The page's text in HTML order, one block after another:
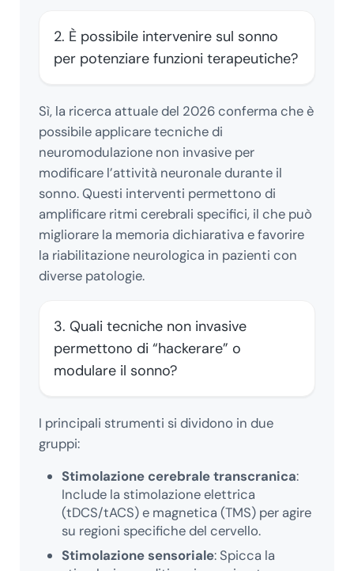
2. È possibile intervenire sul sonno
per potenziare funzioni terapeutiche?
Sì, la ricerca attuale del 2026 conferma che è
possibile applicare tecniche di
neuromodulazione non invasive per
modificare l’attività neuronale durante il
sonno. Questi interventi permettono di
amplificare ritmi cerebrali specifici, il che può
migliorare la memoria dichiarativa e favorire
la riabilitazione neurologica in pazienti con
diverse patologie.
3. Quali tecniche non invasive
permettono di “hackerare” o
modulare il sonno?
I principali strumenti si dividono in due
gruppi:
Stimolazione cerebrale transcranica:
Include la stimolazione elettrica
(tDCS/tACS) e magnetica (TMS) per agire
su regioni specifiche del cervello.
Stimolazione sensoriale: Spicca la